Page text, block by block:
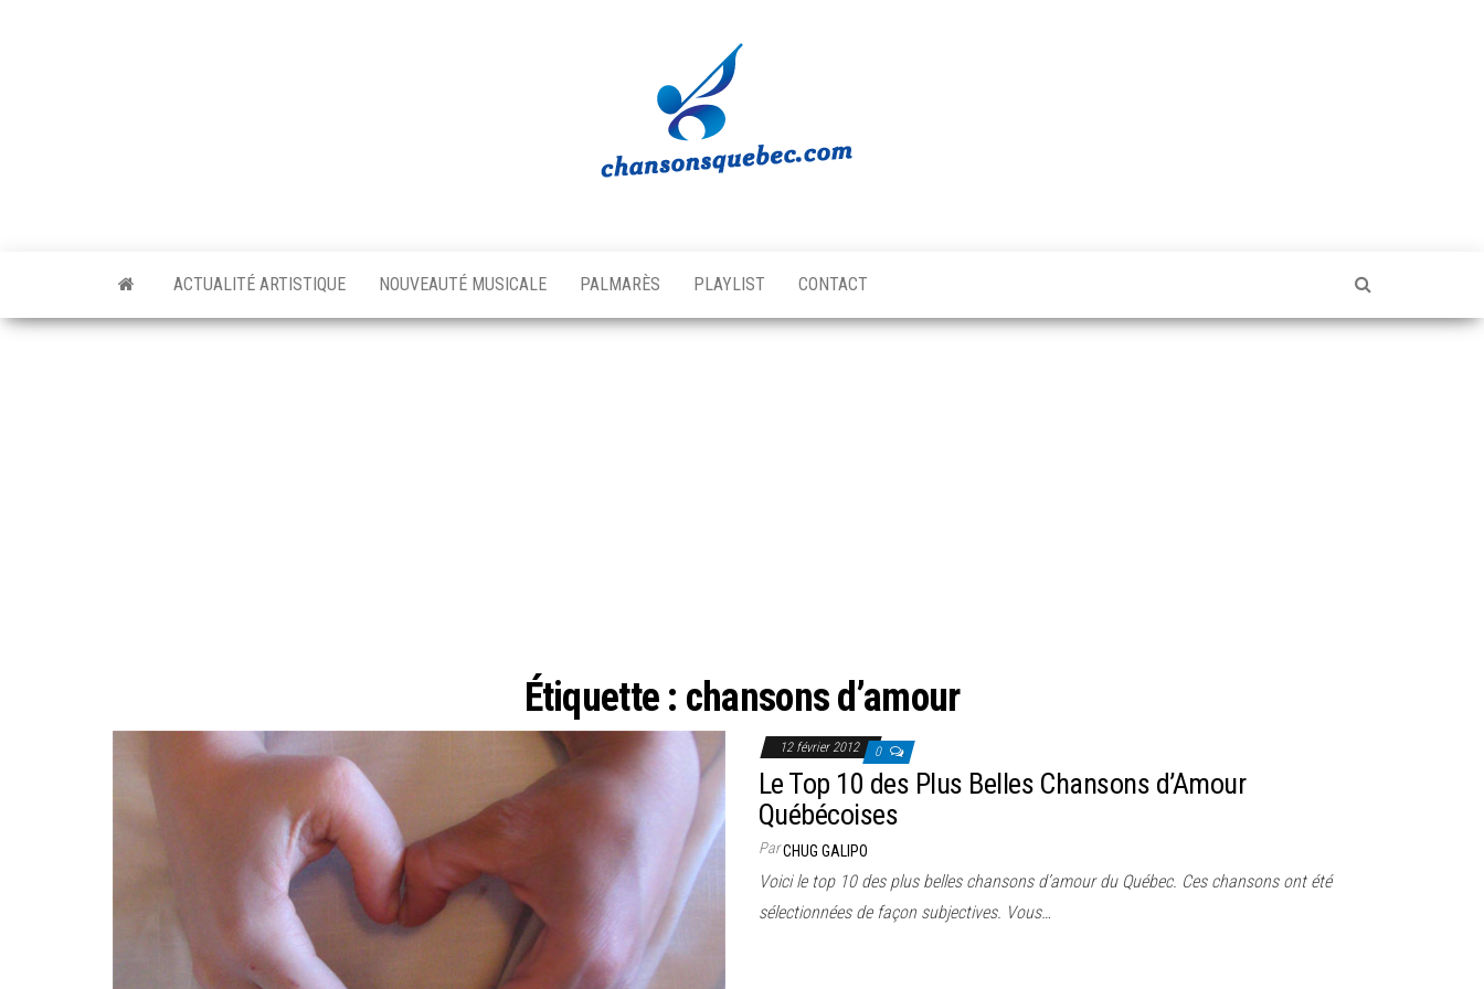
Québec
musicale
québécoise!
ACTUALITÉ ARTISTIQUE NOUVEAUTÉ MUSICALE PALMARÈS PLAYLIST CONTACT
Étiquette : chansons d’amour
12 février 2012 0
Le Top 10 des Plus Belles Chansons d’Amour
Québécoises
ParCHUG GALIPO
Voici le top 10 des plus belles chansons d’amour du Québec. Ces chansons ont été
sélectionnées de façon subjectives. Vous…